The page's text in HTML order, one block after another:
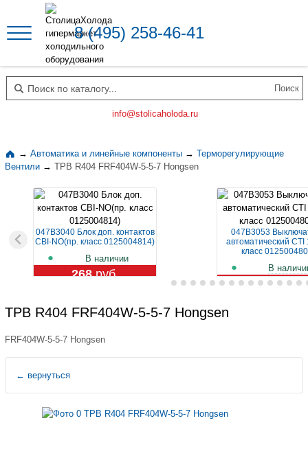
8 (495) 258-46-41
Поиск по каталогу
info@stolicaholoda.ru
→ Автоматика и линейные компоненты → Терморегулирующие
Вентили → ТРВ R404 FRF404W-5-5-7 Hongsen
047B3040 Блок доп. контактов
CBI-NO(пр. класс 0125004814)
В наличии
268руб.
047B3053
автоматический CTI
класс
В
1 109 руб.
ТРВ R404 FRF404W-5-5-7 Hongsen
FRF404W-5-5-7 Hongsen
← вернуться